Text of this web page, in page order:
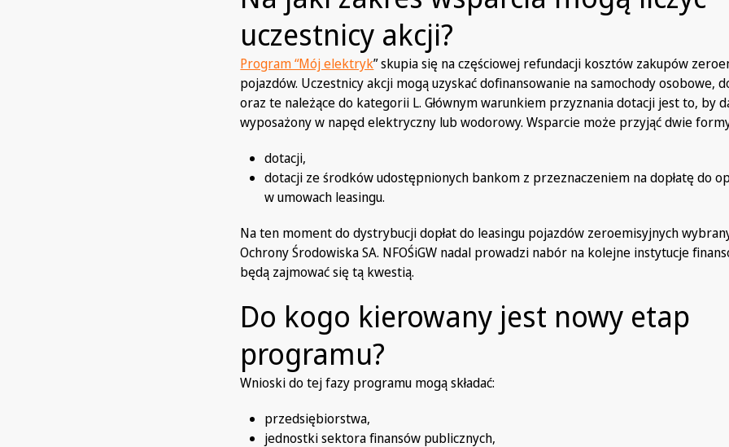
uczestnicy akcji?
Program “Mój elektryk” skupia się na częściowej refundacji kosztów zakupów
pojazdów. Uczestnicy akcji mogą uzyskać dofinansowanie na samochody osobowe,
oraz te należące do kategorii L. Głównym warunkiem przyznania dotacji jest to, by
wyposażony w napęd elektryczny lub wodorowy. Wsparcie może przyjąć dwie
dotacji,
dotacji ze środków udostępnionych bankom z przeznaczeniem na dopłatę do
w umowach leasingu.
Na ten moment do dystrybucji dopłat do leasingu pojazdów zeroemisyjnych
Ochrony Środowiska SA. NFOŚiGW nadal prowadzi nabór na kolejne instytucje
będą zajmować się tą kwestią.
Do kogo kierowany jest nowy etap
programu?
Wnioski do tej fazy programu mogą składać:
przedsiębiorstwa,
jednostki sektora finansów publicznych,